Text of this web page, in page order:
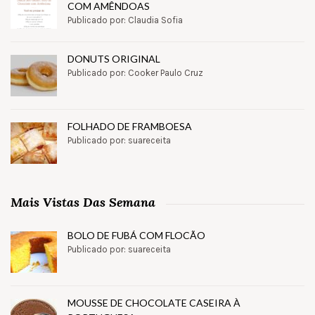
COM AMÊNDOAS
Publicado por: Claudia Sofia
DONUTS ORIGINAL
Publicado por: Cooker Paulo Cruz
FOLHADO DE FRAMBOESA
Publicado por: suareceita
Mais Vistas Das Semana
BOLO DE FUBÁ COM FLOCÃO
Publicado por: suareceita
MOUSSE DE CHOCOLATE CASEIRA À